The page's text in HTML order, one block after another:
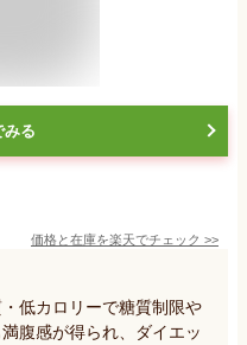
みる
価格と在庫を楽天でチェック >>
低カロリーで糖質制限や
腹感が得られ、ダイエッ